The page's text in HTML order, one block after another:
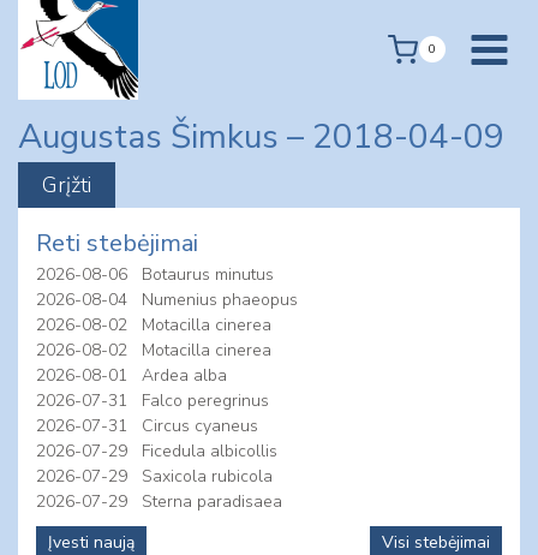
content
0
Augustas Šimkus – 2018-04-09
Reti stebėjimai
2026-08-06
Botaurus minutus
2026-08-04
Numenius phaeopus
2026-08-02
Motacilla cinerea
2026-08-02
Motacilla cinerea
2026-08-01
Ardea alba
2026-07-31
Falco peregrinus
2026-07-31
Circus cyaneus
2026-07-29
Ficedula albicollis
2026-07-29
Saxicola rubicola
2026-07-29
Sterna paradisaea
Įvesti naują
Visi stebėjimai